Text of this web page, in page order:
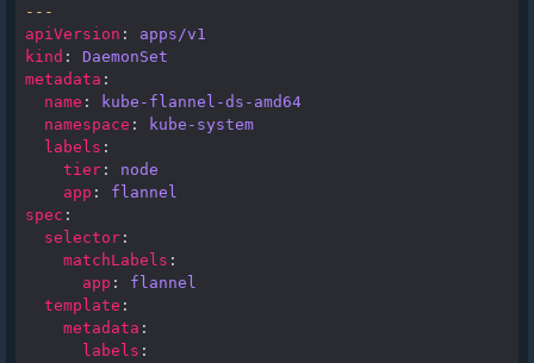
---
apiVersion :
apps/v1
kind :
DaemonSet
metadata :
name :
kube-flannel-ds-amd64
namespace :
kube-system
labels :
tier :
node
app :
flannel
spec :
selector :
matchLabels :
app :
flannel
template :
metadata :
labels :